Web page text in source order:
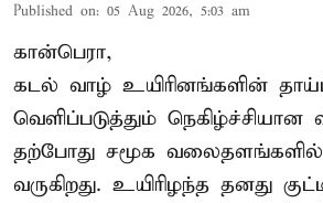
Published on: 05 Aug 2026, 5:03 am
கான்பெரா,
கடல் வாழ் உயிரினங்களின்
வெளிப்படுத்தும்
தற்போது சமூக வலைதளங்களில்
வருகிறது. உயிரிழந்த தனது